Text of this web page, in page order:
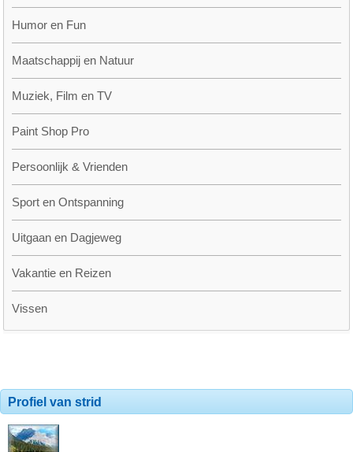
Humor en Fun
Maatschappij en Natuur
Muziek, Film en TV
Paint Shop Pro
Persoonlijk & Vrienden
Sport en Ontspanning
Uitgaan en Dagjeweg
Vakantie en Reizen
Vissen
Profiel van strid